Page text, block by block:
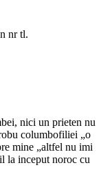
nr tl.
nici un prieten nu
columbofiliei „o
mine „altfel nu imi
la inceput noroc cu